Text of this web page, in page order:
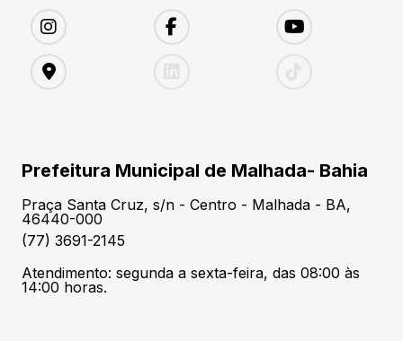
Prefeitura Municipal de Malhada- Bahia
Praça Santa Cruz, s/n - Centro - Malhada - BA,
46440-000
(77) 3691-2145
Atendimento: segunda a sexta-feira, das 08:00 às
14:00 horas.